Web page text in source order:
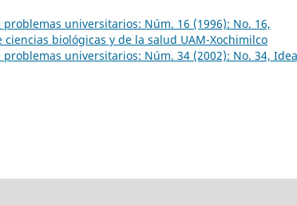
universitarios: Núm. 16 (1996): No. 16,
biológicas y de la salud UAM-Xochimilco
universitarios: Núm. 34 (2002): No. 34,